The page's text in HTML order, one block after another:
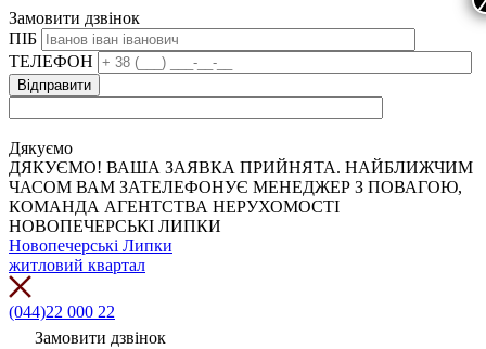
Замовити дзвінок
ПІБ
ТЕЛЕФОН
Дякуємо
ДЯКУЄМО! ВАША ЗАЯВКА ПРИЙНЯТА. НАЙБЛИЖЧИМ
ЧАСОМ ВАМ ЗАТЕЛЕФОНУЄ МЕНЕДЖЕР З ПОВАГОЮ,
КОМАНДА АГЕНТСТВА НЕРУХОМОСТІ
НОВОПЕЧЕРСЬКІ ЛИПКИ
Новопечерські Липки
житловий квартал
(044)22 000 22
Замовити дзвінок